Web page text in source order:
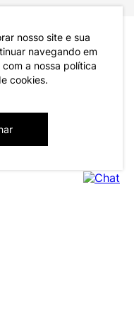
nosso site e sua
navegando em
a nossa política
cookies.